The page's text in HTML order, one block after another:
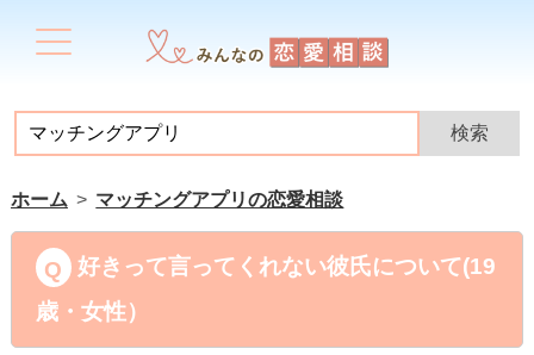
ホーム マッチングアプリの恋愛相談
好きって言ってくれない彼氏について(19
歳・女性）